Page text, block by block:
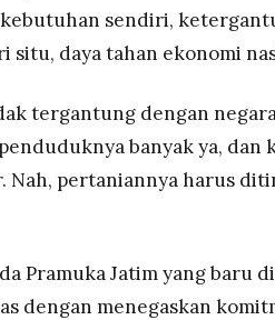
sendiri,
situ, daya tahan ekonomi
tergantung dengan
banyak ya, dan
Nah, pertaniannya harus
Pramuka Jatim yang baru
dengan menegaskan